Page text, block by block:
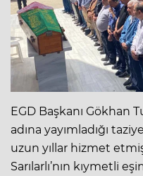
EGD Başkanı Gökhan
adına yayımladığı
uzun yıllar hizmet
Sarılarlı’nın kıymetli